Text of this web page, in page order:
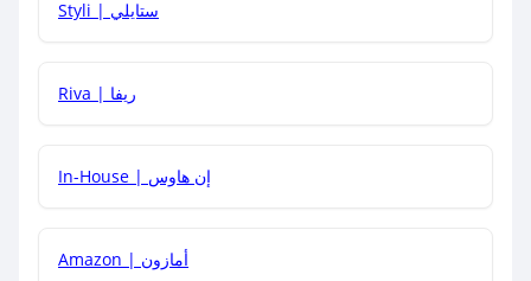
هل يمكنني جمع كود خصم مع العروض الأخرى؟
Styli | ستايلي
Riva | ريفا
In-House | إن هاوس
Amazon | أمازون